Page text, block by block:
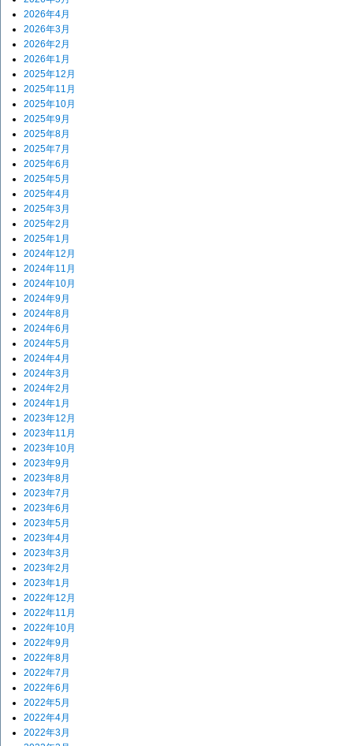
2026年4月
2026年3月
2026年2月
2026年1月
2025年12月
2025年11月
2025年10月
2025年9月
2025年8月
2025年7月
2025年6月
2025年5月
2025年4月
2025年3月
2025年2月
2025年1月
2024年12月
2024年11月
2024年10月
2024年9月
2024年8月
2024年6月
2024年5月
2024年4月
2024年3月
2024年2月
2024年1月
2023年12月
2023年11月
2023年10月
2023年9月
2023年8月
2023年7月
2023年6月
2023年5月
2023年4月
2023年3月
2023年2月
2023年1月
2022年12月
2022年11月
2022年10月
2022年9月
2022年8月
2022年7月
2022年6月
2022年5月
2022年4月
2022年3月